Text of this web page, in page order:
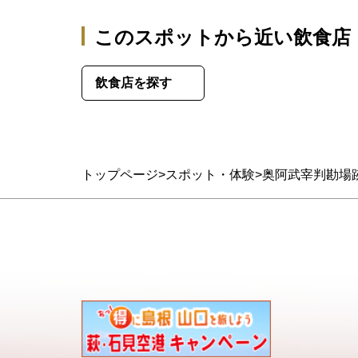
トップページ スポット・体験 奥阿武宰判勘場
このスポットから近い飲食店
飲食店を探す